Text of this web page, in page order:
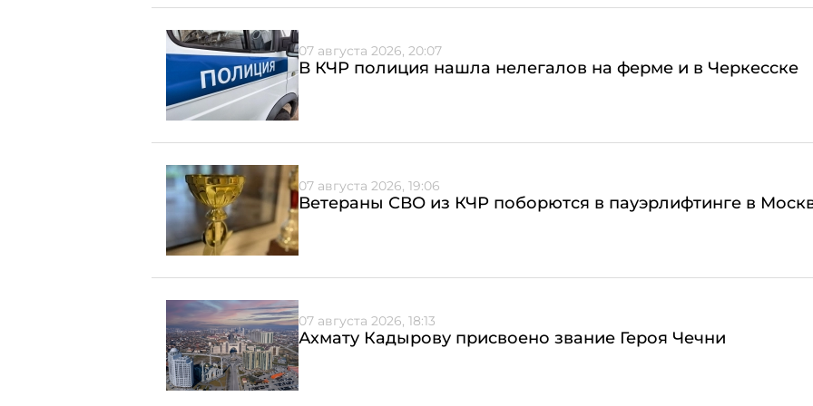
07 августа 2026, 20:07
В КЧР полиция нашла нелегалов на ферме и в Черкесске
07 августа 2026, 19:06
Ветераны СВО из КЧР поборются в пауэрлифтинге в
07 августа 2026, 18:13
Ахмату Кадырову присвоено звание Героя Чечни